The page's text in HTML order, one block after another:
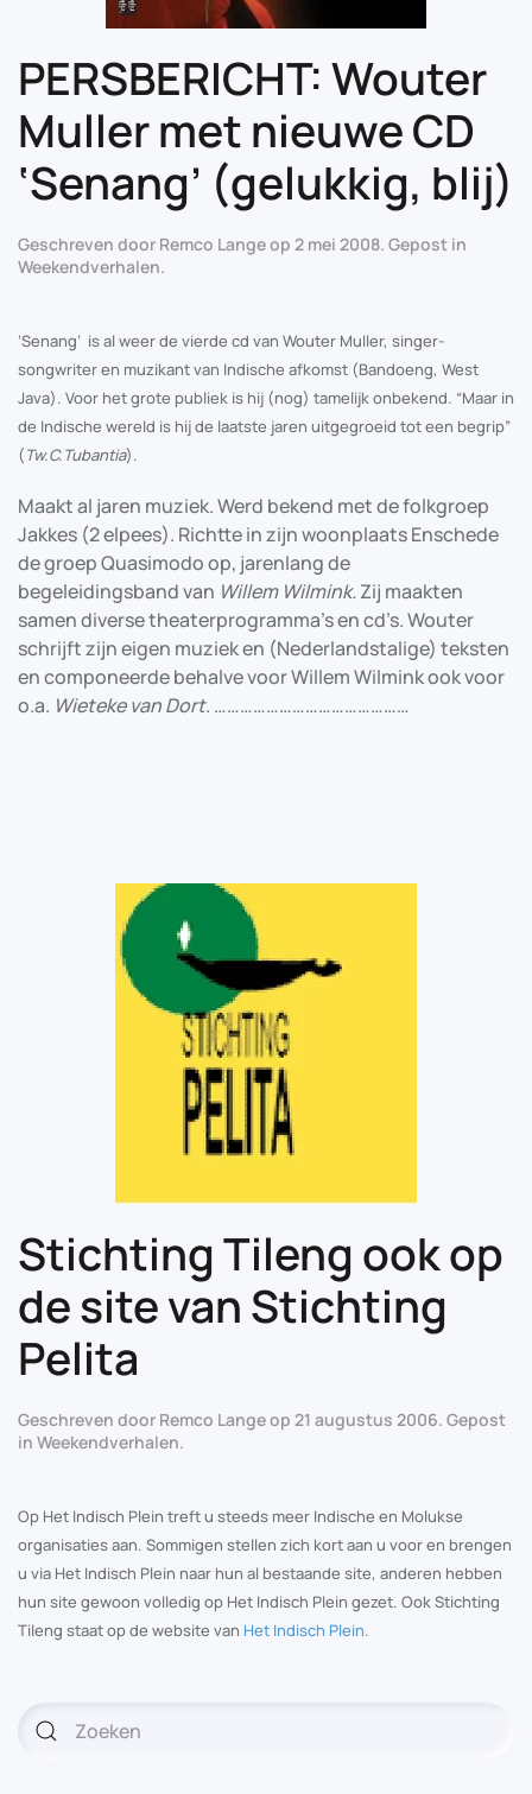
PERSBERICHT: Wouter
Muller met nieuwe CD
‘Senang’ (gelukkig, blij)
Geschreven door Remco Langeop 2 mei 2008. Gepost in
Weekendverhalen.
‘Senang’ is al weer de vierde cd van Wouter Muller, singer-
songwriter en muzikant van Indische afkomst (Bandoeng, West
Java). Voor het grote publiek is hij (nog) tamelijk onbekend. “Maar in
de Indische wereld is hij de laatste jaren uitgegroeid tot een begrip”
(Tw.C.Tubantia).
Maakt al jaren muziek. Werd bekend met de folkgroep
Jakkes (2 elpees). Richtte in zijn woonplaats Enschede
de groep Quasimodo op, jarenlang de
begeleidingsband van Willem Wilmink. Zij maakten
samen diverse theaterprogramma’s en cd’s. Wouter
schrijft zijn eigen muziek en (Nederlandstalige) teksten
en componeerde behalve voor Willem Wilmink ook voor
o.a. Wieteke van Dort. ………………………………………
Stichting Tileng ook op
de site van Stichting
Pelita
Geschreven door Remco Langeop 21 augustus 2006. Gepost
in Weekendverhalen.
Op Het Indisch Plein treft u steeds meer Indische en Molukse
organisaties aan. Sommigen stellen zich kort aan u voor en brengen
u via Het Indisch Plein naar hun al bestaande site, anderen hebben
hun site gewoon volledig op Het Indisch Plein gezet. Ook Stichting
Tileng staat op de website van Het Indisch Plein.